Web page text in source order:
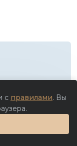
с правилами. Вы